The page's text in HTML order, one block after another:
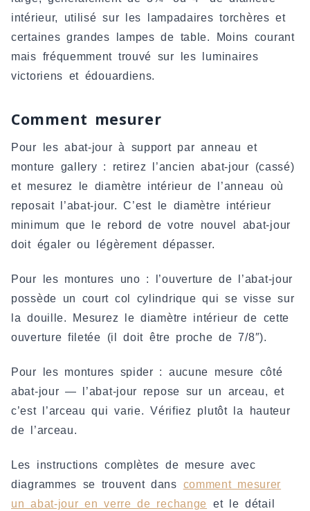
intérieur, utilisé sur les lampadaires torchères et
certaines grandes lampes de table. Moins courant
mais fréquemment trouvé sur les luminaires
victoriens et édouardiens.
Comment mesurer
Pour les abat-jour à support par anneau et
monture gallery : retirez l’ancien abat-jour (cassé)
et mesurez le diamètre intérieur de l’anneau où
reposait l’abat-jour. C’est le diamètre intérieur
minimum que le rebord de votre nouvel abat-jour
doit égaler ou légèrement dépasser.
Pour les montures uno : l’ouverture de l’abat-jour
possède un court col cylindrique qui se visse sur
la douille. Mesurez le diamètre intérieur de cette
ouverture filetée (il doit être proche de 7/8″).
Pour les montures spider : aucune mesure côté
abat-jour — l’abat-jour repose sur un arceau, et
c’est l’arceau qui varie. Vérifiez plutôt la hauteur
de l’arceau.
Les instructions complètes de mesure avec
diagrammes se trouvent dans comment mesurer
un abat-jour en verre de rechange
et le détail